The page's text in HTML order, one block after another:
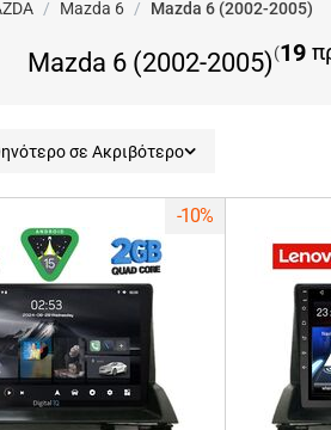
/ Mazda 6 / Mazda 6 (2002-2005)
Mazda 6 (2002-2005)(19
σε Ακριβότερο
-10%